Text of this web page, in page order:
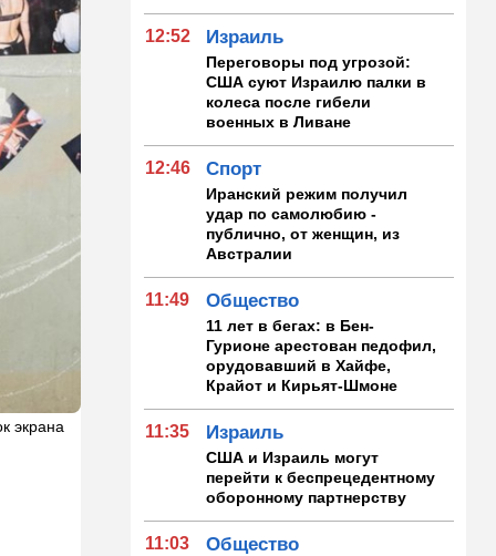
экрана
12:52 Израиль
Переговоры под угрозой:
США суют Израилю палки в
колеса после гибели
военных в Ливане
12:46 Спорт
Иранский режим получил
удар по самолюбию -
публично, от женщин, из
Австралии
11:49 Общество
11 лет в бегах: в Бен-
Гурионе арестован педофил,
орудовавший в Хайфе,
Крайот и Кирьят-Шмоне
11:35 Израиль
США и Израиль могут
перейти к беспрецедентному
оборонному партнерству
11:03 Общество